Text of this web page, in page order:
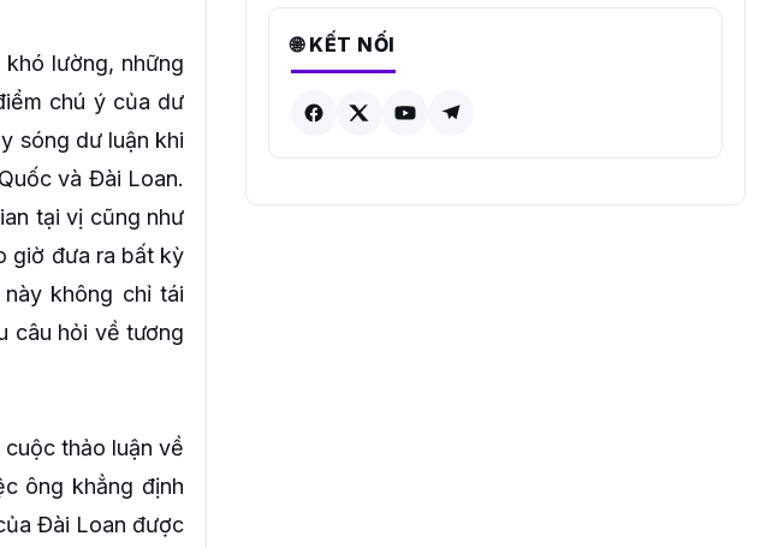
lường, những
chú ý của dư
sóng dư luận khi
và Đài Loan.
tại vị cũng như
giờ đưa ra bất kỳ
không chỉ tái
câu hỏi về tương
thảo luận về
ông khẳng định
Đài Loan được
🌐 KẾT NỐI